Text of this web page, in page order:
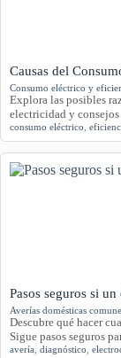
Causas del
Consumo eléctrico y
Explora las posibles
electricidad y
consumo eléctrico
Pasos seguros si
Averías domésticas
Descubre qué hacer
Sigue pasos seguros
avería diagnóstico